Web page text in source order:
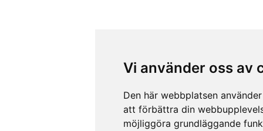
Vi använder oss av
Den här webbplatsen
att förbättra din
möjliggöra grundläggande